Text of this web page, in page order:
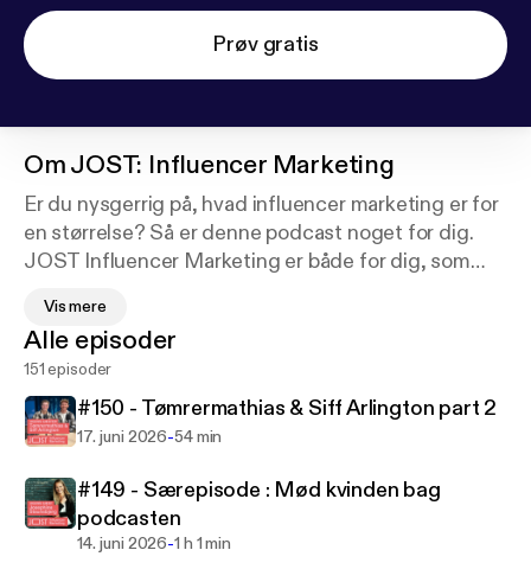
Prøv gratis
OmJOST: Influencer Marketing
Er du nysgerrig på, hvad influencer marketing er for
en størrelse? Så er denne podcast noget for dig.
JOST Influencer Marketing er både for dig, som
og for dig som gerne vil blive klogere på, hvad
influencerne, modtagerne og virksomheder tænker
om emnet.I denne podcast taler jeg nemlig med
forskellige aktører inden for influencer marketing fx
influencerne, eksperter, agenterne og
og til dagligt rådgiver jeg virksomheder om
influencer marketing og sociale medier i min egen
virksomhed, JOST Communication.Mail:
Vis mere
Alle episoder
151 episoder
#150 - Tømrermathias & Siff Arlington part 2
17. juni 2026-54 min
#149 - Særepisode : Mød kvinden bag
podcasten
14. juni 2026-1 h 1 min